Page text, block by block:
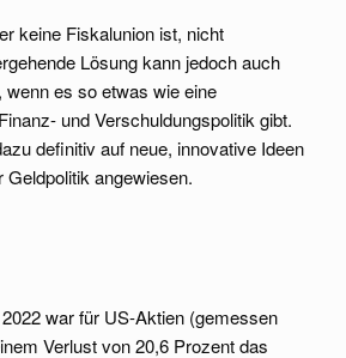
keine Fiskalunion ist, nicht
Lösung kann jedoch auch
wenn es so etwas wie eine
und Verschuldungspolitik gibt.
definitiv auf neue, innovative Ideen
Geldpolitik angewiesen.
war für US-Aktien (gemessen
Verlust von 20,6 Prozent das